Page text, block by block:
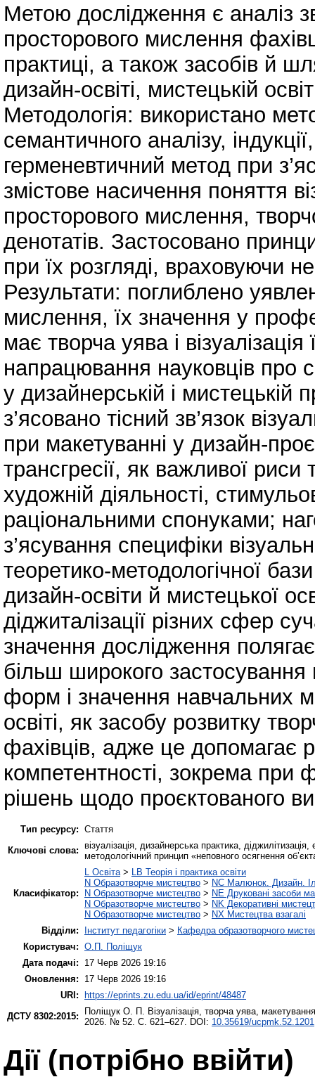
Метою дослідження є аналіз
просторового мислення
практиці, а також засобів й
дизайн-освіті, мистецькій
Методологія: використано
семантичного аналізу,
герменевтичний метод при
змістове насичення поняття
просторового мислення,
денотатів. Застосовано
при їх розгляді, враховуючи
Результати: поглиблено
мислення, їх значення у
має творча уява і
напрацювання науковців про
у дизайнерській і мистецькій
з’ясовано тісний зв’язок
при макетуванні у дизайн-
трансгресії, як важливої риси
художній діяльності,
раціональними спонуками;
з’ясування специфіки
теоретико-методологічної
дизайн-освіти й мистецької
діджиталізації різних сфер
значення дослідження
більш широкого
форм і значення навчальних
освіті, як засобу розвитку
фахівців, адже це допомагає
компетентності, зокрема при
рішень щодо проєктованого
Тип ресурсу: Стаття
Ключові слова: візуалізація, дизайнерська практика,
методологічний принцип «неповного осягнення
Класифікатор:
L Освіта > LB Теорія і практика освіти
N Образотворче мистецтво > NC Малюнок. Дизайн.
N Образотворче мистецтво > NE Друковані засоби
N Образотворче мистецтво > NK Декоративні
N Образотворче мистецтво > NX Мистецтва взагалі
Відділи:
Інститут педагогіки > Кафедра образотворчого
Користувач: О.П. Поліщук
Дата подачі:
17 Черв 2026 19:16
Оновлення:
17 Черв 2026 19:16
URI: https://eprints.zu.edu.ua/id/eprint/48487
ДСТУ 8302:2015:
Поліщук О. П. Візуалізація, творча уява,
2026. № 52. С. 621–627. DOI: 10.35619/ucpmk.52.1201
Дії ​​(потрібно ввійти)